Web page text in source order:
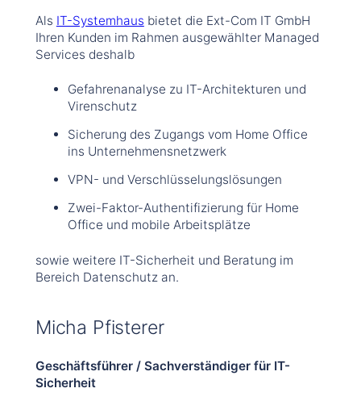
Als IT-Systemhaus bietet die Ext-Com IT GmbH
Ihren Kunden im Rahmen ausgewählter Managed
Services deshalb
Gefahrenanalyse zu IT-Architekturen und
Virenschutz
Sicherung des Zugangs vom Home Office
ins Unternehmensnetzwerk
VPN- und Verschlüsselungslösungen
Zwei-Faktor-Authentifizierung für Home
Office und mobile Arbeitsplätze
sowie weitere IT-Sicherheit und Beratung im
Bereich Datenschutz an.
Micha Pfisterer
Geschäftsführer / Sachverständiger für IT-
Sicherheit